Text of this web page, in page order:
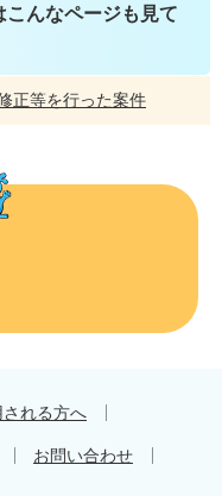
こんなページも見て
正等を行った案件
れる方へ
お問い合わせ